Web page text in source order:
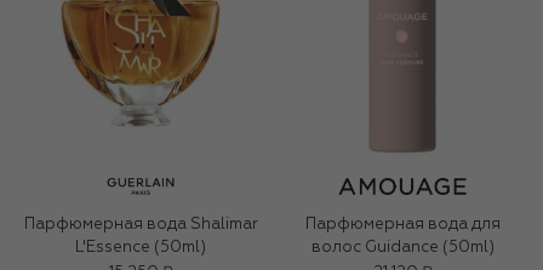
Парфюмерная вода Shalimar
L'Essence (50ml)
Парфюмерная вода для
волос Guidance (50ml)